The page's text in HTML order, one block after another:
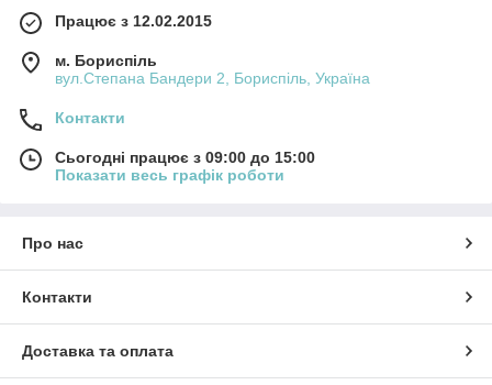
Працює з 12.02.2015
м. Бориспіль
вул.Степана Бандери 2, Бориспіль, Україна
Контакти
Сьогодні працює з 09:00 до 15:00
Показати весь графік роботи
Про нас
Контакти
Доставка та оплата